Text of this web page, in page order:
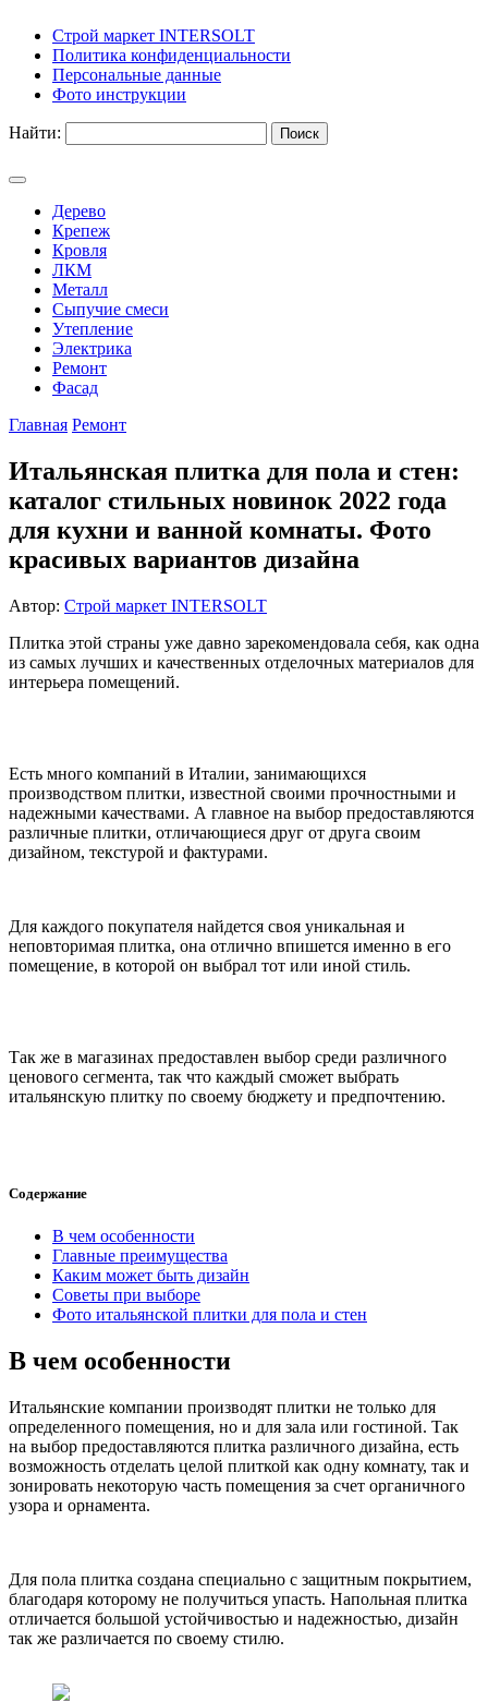
Строй маркет INTERSOLT
Политика конфиденциальности
Персональные данные
Фото инструкции
Найти:
Дерево
Крепеж
Кровля
ЛКМ
Металл
Сыпучие смеси
Утепление
Электрика
Ремонт
Фасад
Главная Ремонт
Итальянская плитка для пола и стен:
каталог стильных новинок 2022 года
для кухни и ванной комнаты. Фото
красивых вариантов дизайна
Автор: Строй маркет INTERSOLT
Плитка этой страны уже давно зарекомендовала себя, как одна
из самых лучших и качественных отделочных материалов для
интерьера помещений.
Есть много компаний в Италии, занимающихся
производством плитки, известной своими прочностными и
надежными качествами. А главное на выбор предоставляются
различные плитки, отличающиеся друг от друга своим
дизайном, текстурой и фактурами.
Для каждого покупателя найдется своя уникальная и
неповторимая плитка, она отлично впишется именно в его
помещение, в которой он выбрал тот или иной стиль.
Так же в магазинах предоставлен выбор среди различного
ценового сегмента, так что каждый сможет выбрать
итальянскую плитку по своему бюджету и предпочтению.
Содержание
В чем особенности
Главные преимущества
Каким может быть дизайн
Советы при выборе
Фото итальянской плитки для пола и стен
В чем особенности
Итальянские компании производят плитки не только для
определенного помещения, но и для зала или гостиной. Так
на выбор предоставляются плитка различного дизайна, есть
возможность отделать целой плиткой как одну комнату, так и
зонировать некоторую часть помещения за счет органичного
узора и орнамента.
Для пола плитка создана специально с защитным покрытием,
благодаря которому не получиться упасть. Напольная плитка
отличается большой устойчивостью и надежностью, дизайн
так же различается по своему стилю.